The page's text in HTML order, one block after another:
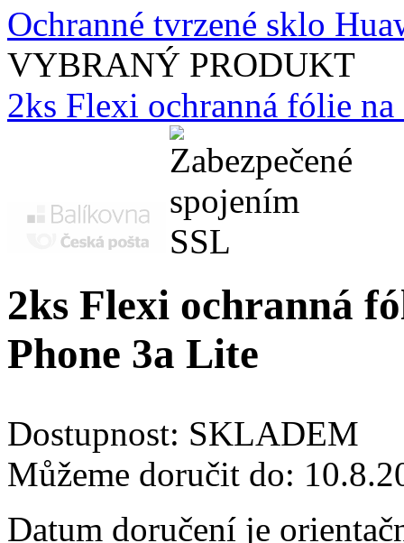
Ochranné tvrzené sklo
VYBRANÝ PRODUKT
2ks Flexi ochranná fólie
2ks Flexi ochranná
Phone 3a Lite
Dostupnost: SKLADEM
Můžeme doručit do:
Datum doručení je